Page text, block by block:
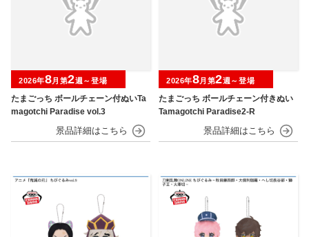
たまごっち ボールチェーン付ぬいTa
magotchi Paradise vol.3
2026年8月第2週～登場
たまごっち ボールチェーン付きぬい
Tamagotchi Paradise2-R
2026年8月第2週～登場